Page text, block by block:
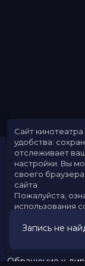
Запись не
Скоро в кино
Заведения
Обращение к
Сайт
удобства:
отслеживает
настройки. Вы
своего
сайта.
Пожалуйста,
использования